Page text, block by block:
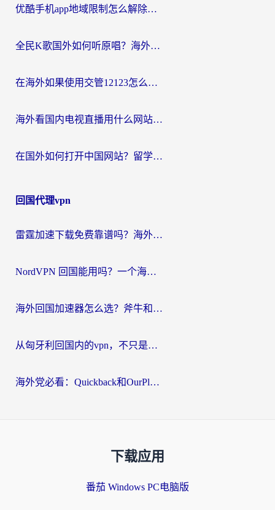
优酷手机app地域限制怎么解除？海外党亲测有效的追剧方案
全民K歌国外如何听原唱？海外党亲测有效的回国加速器选择指南
在海外如果使用交管12123怎么处理？留学生亲测有效的回国加速方案
海外看国内电视直播用什么网站比较好？一篇解决你所有追剧难题的实用指南
在国外如何打开中国网站？留学生与海外华人的无缝访问指南
回国代理vpn
雷霆加速下载免费靠谱吗？海外党选回国加速器的避坑指南（附热门工具对比）
NordVPN 回国能用吗？一个海外用户必须面对的真实困境
海外回国加速器怎么选？斧牛和海龟哪个好？一篇帮你避开坑的实用指南
从匈牙利回国内的vpn，不只是为了刷剧那么简单
海外党必看：Quickback和OurPlay好用吗？3分钟选对回国加速器，无缝刷剧玩游戏
下载应用
番茄 Windows PC电脑版